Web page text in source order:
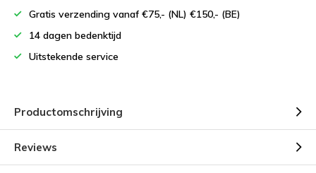
Gratis verzending vanaf €75,- (NL) €150,- (BE)
14 dagen bedenktijd
Uitstekende service
Productomschrijving
Reviews